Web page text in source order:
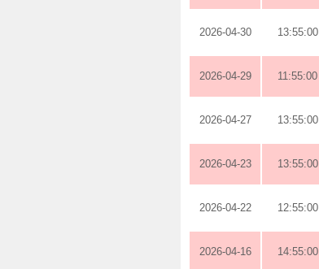
2026-04-30 13:55:00
2026-04-29 11:55:00
2026-04-27 13:55:00
2026-04-23 13:55:00
2026-04-22 12:55:00
2026-04-16 14:55:00